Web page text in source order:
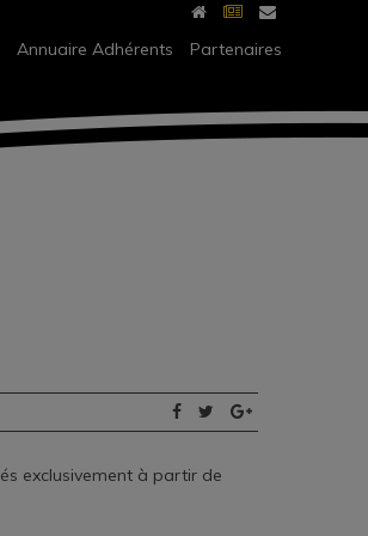
Annuaire Adhérents Partenaires
exclusivement à partir de